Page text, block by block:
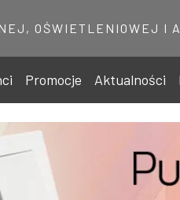
OŚWIETLENIOWEJ I
Promocje Aktualności